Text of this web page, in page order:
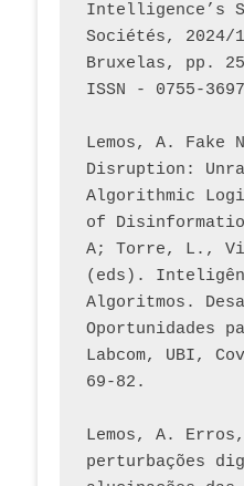
Intelligence’s
Sociétés, 2024/
Bruxelas, pp.
ISSN - 0755-
Lemos, A. Fake
Disruption:
Algorithmic
of
A; Torre, L.,
(eds).
Algoritmos.
Oportunidades
Labcom, UBI,
69-82.
Lemos, A.
perturbações